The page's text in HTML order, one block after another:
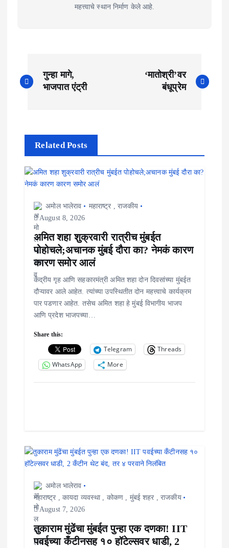
महत्त्वाचे स्थान निर्माण केले आहे.
o
a
v
गुन्हा मागे,
भाजपात एंट्री
‘मातोश्री’वर
बंधूप्रेम
Related Posts
अमोल भालेराव महाराष्ट्र
राजकीय
August 8, 2026
अमित शहा शुक्रवारी रात्रीच मुंबईत
पोहोचले;अचानक मुंबई दौरा का? नेमकं कारण
कारण समोर आलं
केंद्रीय गृह आणि सहकारमंत्री अमित शहा दोन दिवसांच्या मुंबईत
दौऱ्यावर आले आहेत. त्यांच्या उपस्थितीत दोन महत्त्वाचे कार्यक्रम
पार पडणार आहेत. तसेच अमित शहा हे मुंबई विभागीय भाजप
आणि प्रदेश भाजपच्या…
Share this:
Telegram
Threads
WhatsApp
More
अमोल भालेराव
महाराष्ट्र ,कायदा व्यवस्था, कोकण मुंबई शहर ,राजकीय
August 7, 2026
तुकाराम मुंढेंचा मुंबईत पुन्हा एक दणका! IIT
पवईच्या कँटीनसह १० हॉटेल्सवर धाडी, 2